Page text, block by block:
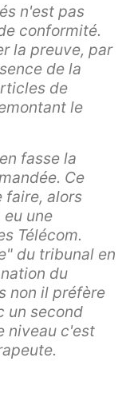
n'est pas
conformité.
la preuve, par
de la
de
le
fasse la
Ce
faire, alors
une
Télécom.
du tribunal en
du
non il préfère
un second
niveau c'est